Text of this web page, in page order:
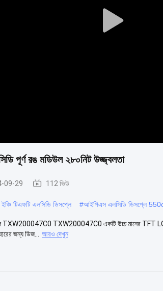
Play
পূর্ণ রঙ মডিউল ২৮০নিট উজ্জ্বলতা
09-29 112 ভিউ
টিএফটি এলসিডি ডিসপ্লে #আইপিএস এলসিডি ডিসপ্লে
TXW200047C0 TXW200047C0 একটি উচ্চ মানের TFT
জন্য ডিজ...
আরও দেখুন